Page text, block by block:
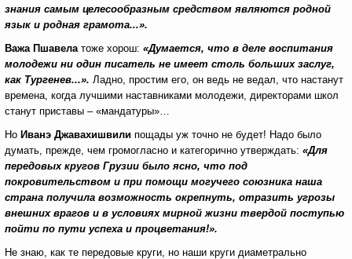
знания самым целесообразным средством являются родной
язык и родная грамота...».
Важа Пшавелатоже хорош: «Думается, что в деле воспитания
молодежи ни один писатель не имеет столь больших заслуг,
как Тургенев...». Ладно, простим его, он ведь не ведал, что настанут
времена, когда лучшими наставниками молодежи, директорами школ
станут приставы – «мандатуры»…
Но Иванэ Джавахишвили пощады уж точно не будет! Надо было
думать, прежде, чем громогласно и категорично утверждать: «Для
передовых кругов Грузии было ясно, что под
покровительством и при помощи могучего союзника наша
страна получила возможность окрепнуть, отразить угрозы
внешних врагов и в условиях мирной жизни твердой поступью
пойти по пути успеха и процветания!».
Не знаю, как те передовые круги, но наши круги диаметрально